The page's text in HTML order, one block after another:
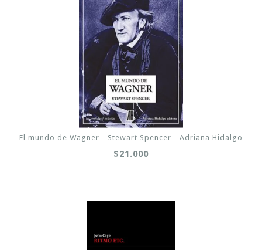
El mundo de Wagner - Stewart Spencer - Adriana Hidalgo
$21.000